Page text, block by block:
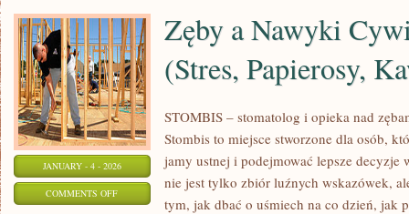
JANUARY - 4 - 2026
COMMENTS OFFON
Zęby a Nawyki
(Stres, Papierosy,
STOMBIS – stomatolog i opieka nad
Stombis to miejsce stworzone dla osób,
jamy ustnej i podejmować lepsze decyzje
nie jest tylko zbiór luźnych wskazówek,
tym, jak dbać o uśmiech na co dzień, jak